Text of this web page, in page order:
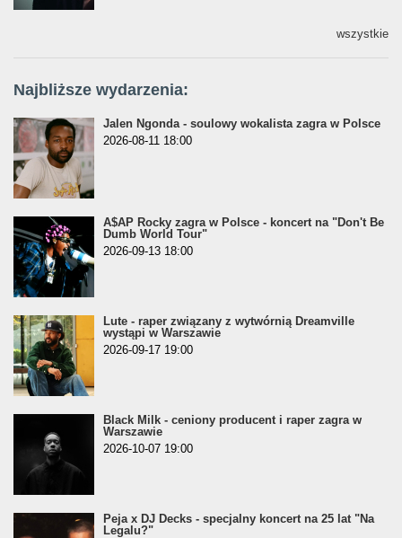
wszystkie
Najbliższe wydarzenia:
Jalen Ngonda - soulowy wokalista zagra w Polsce
2026-08-11 18:00
A$AP Rocky zagra w Polsce - koncert na "Don't Be
Dumb World Tour"
2026-09-13 18:00
Lute - raper związany z wytwórnią Dreamville
wystąpi w Warszawie
2026-09-17 19:00
Black Milk - ceniony producent i raper zagra w
Warszawie
2026-10-07 19:00
Peja x DJ Decks - specjalny koncert na 25 lat "Na
Legalu?"